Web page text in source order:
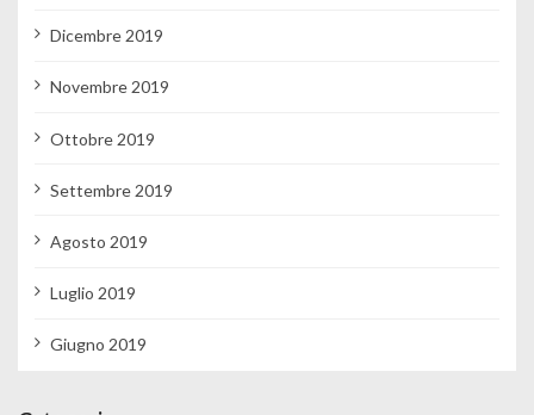
Dicembre 2019
Novembre 2019
Ottobre 2019
Settembre 2019
Agosto 2019
Luglio 2019
Giugno 2019